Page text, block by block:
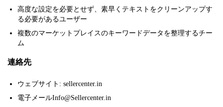
高度な設定を必要とせず、素早くテキストをクリーンアップす
る必要があるユーザー
複数のマーケットプレイスのキーワードデータを整理するチー
ム
連絡先
ウェブサイト: sellercenter.in
電子メールInfo@Sellercenter.in